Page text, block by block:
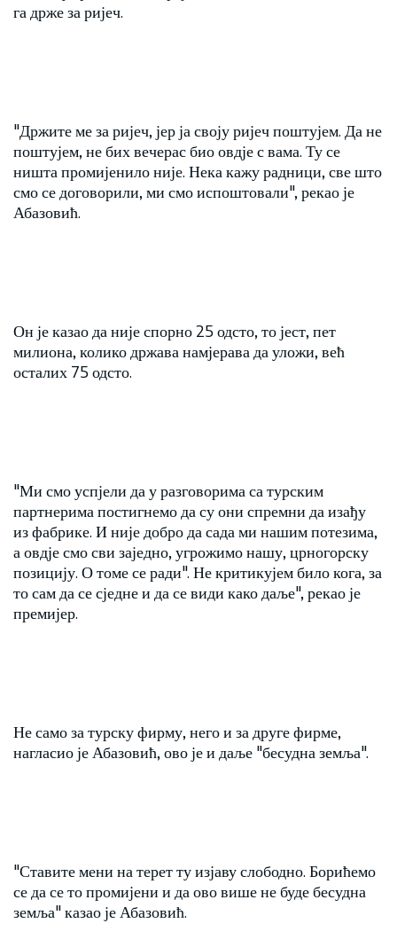
га држе за ријеч.
"Држите ме за ријеч, јер ја своју ријеч поштујем. Да не
поштујем, не бих вечерас био овдје с вама. Ту се
ништа промијенило није. Нека кажу радници, све што
смо се договорили, ми смо испоштовали", рекао је
Абазовић.
Он је казао да није спорно 25 одсто, то јест, пет
милиона, колико држава намјерава да уложи, већ
осталих 75 одсто.
"Ми смо успјели да у разговорима са турским
партнерима постигнемо да су они спремни да изађу
из фабрике. И није добро да сада ми нашим потезима,
а овдје смо сви заједно, угрожимо нашу, црногорску
позицију. О томе се ради". Не критикујем било кога, за
то сам да се сједне и да се види како даље", рекао је
премијер.
Не само за турску фирму, него и за друге фирме,
нагласио је Абазовић, ово је и даље "бесудна земља".
"Ставите мени на терет ту изјаву слободно. Борићемо
се да се то промијени и да ово више не буде бесудна
земља" казао је Абазовић.